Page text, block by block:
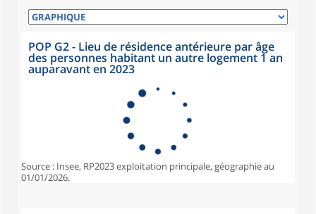
POP G2 - Lieu de résidence antérieure par âge
des personnes habitant un autre logement 1 an
auparavant en 2023
Source : Insee, RP2023 exploitation principale, géographie au
01/01/2026.